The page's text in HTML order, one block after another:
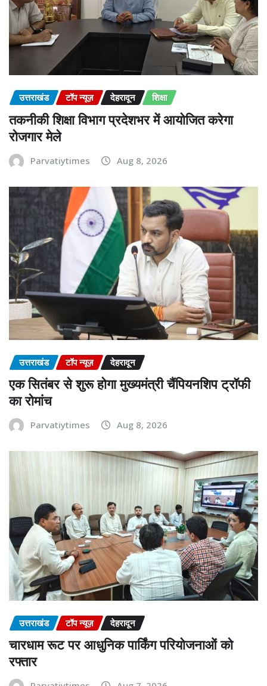
उत्तराखंड टॉप न्यूज़ देहरादून शिक्षा
तकनीकी शिक्षा विभाग प्रदेशभर में आयोजित करेगा
रोजगार मेले
Parvatiytimes Aug 8, 2026
उत्तराखंड टॉप न्यूज़ देहरादून
एक सितंबर से शुरू होगा मुख्यमंत्री चैंपियनशिप ट्रॉफी
का रोमांच
Parvatiytimes Aug 8, 2026
उत्तराखंड टॉप न्यूज़ देहरादून
चारधाम रूट पर आधुनिक पार्किंग परियोजनाओं को
रफ्तार